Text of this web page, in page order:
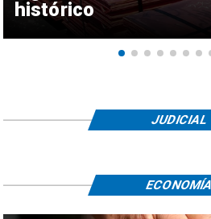
histórico
JUDICIAL
ECONOMÍA